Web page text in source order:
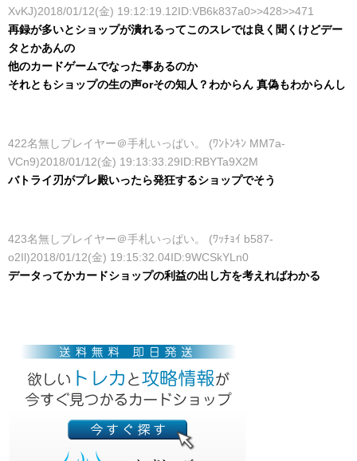
XvKJ)2018/01/12(金) 19:12:19.12ID:VB6k837a0>>428>>471
再録が多いとショップが潰れるってこのスレでは良く聞くけどデー
タとかあんの
他のカードゲームでなった事あるのか
それともショップの生の声orその知人？わからん 真偽もわからんし
422名無しプレイヤー＠手札いっぱい。 (ﾜﾝﾄﾝｷﾝ MM7a-
VCn9)2018/01/12(金) 19:13:33.29ID:RBYTa9X2M
バトライ刃がプレ殿いったら発狂するショップでそう
423名無しプレイヤー＠手札いっぱい。 (ﾜｯﾁｮｲ b587-
o2Il)2018/01/12(金) 19:15:32.04ID:9WCSkYLn0
データってかカードショップの利益の出し方を考えればわかる